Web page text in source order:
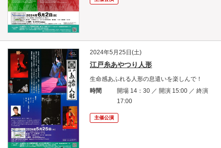
2024年5月25日(土)
江戸糸あやつり人形
生命感あふれる人形の息遣いを楽しんで！
時間
開場 14：30 ／ 開演 15:00 ／ 終演
17:00
主催公演